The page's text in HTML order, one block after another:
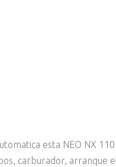
esta NEO NX
carburador, arranque